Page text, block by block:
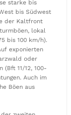
starke bis
bis Südwest
der Kaltfront
lokal
bis 100 km/h).
exponierten
oder
(Bft 11/12, 100-
Auch im
Böen aus